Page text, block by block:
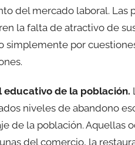
del mercado laboral. Las
la falta de atractivo de
simplemente por
educativo de la población.
niveles de abandono
de la población. Aquellas
del comercio, la